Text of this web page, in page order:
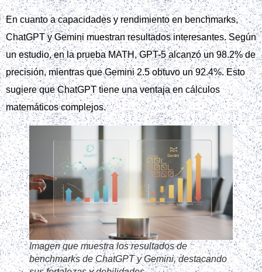
En cuanto a capacidades y rendimiento en benchmarks,
ChatGPT y Gemini muestran resultados interesantes. Según
un estudio, en la prueba MATH, GPT-5 alcanzó un 98.2% de
precisión, mientras que Gemini 2.5 obtuvo un 92.4%. Esto
sugiere que ChatGPT tiene una ventaja en cálculos
matemáticos complejos.
Imagen que muestra los resultados de
benchmarks de ChatGPT y Gemini, destacando